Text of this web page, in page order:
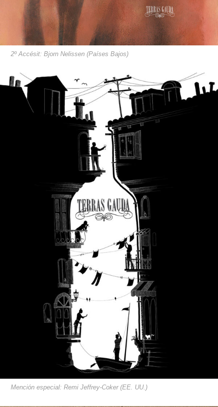
2º Accésit: Bjorn Nelissen (Países Bajos)
Mención especial: Remi Jeffrey-Coker (EE. UU.)